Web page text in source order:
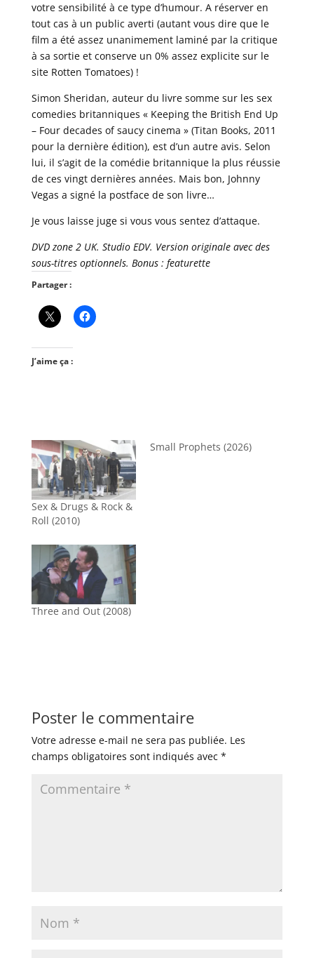
votre sensibilité à ce type d’humour. A réserver en
tout cas à un public averti (autant vous dire que le
film a été assez unanimement laminé par la critique
à sa sortie et conserve un 0% assez explicite sur le
site Rotten Tomatoes) !
Simon Sheridan, auteur du livre somme sur les sex
comedies britanniques « Keeping the British End Up
– Four decades of saucy cinema » (Titan Books, 2011
pour la dernière édition), est d’un autre avis. Selon
lui, il s’agit de la comédie britannique la plus réussie
de ces vingt dernières années. Mais bon, Johnny
Vegas a signé la postface de son livre…
Je vous laisse juge si vous vous sentez d’attaque.
DVD zone 2 UK. Studio EDV. Version originale avec des
sous-titres optionnels. Bonus : featurette
Partager :
J’aime ça :
Sex & Drugs & Rock &
Roll (2010)
Small Prophets (2026)
Three and Out (2008)
Poster le commentaire
Votre adresse e-mail ne sera pas publiée. Les
champs obligatoires sont indiqués avec *